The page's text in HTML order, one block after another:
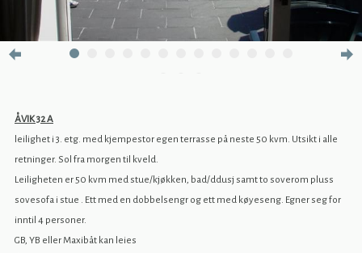
ÅVIK 32 A
leilighet i 3. etg. med kjempestor egen terrasse på neste 50 kvm. Utsikt i alle
retninger. Sol fra morgen til kveld.
Leiligheten er 50 kvm med stue/kjøkken, bad/ddusj samt to soverom pluss
sovesofa i stue . Ett med en dobbelsengr og ett med køyeseng. Egner seg for
inntil 4 personer.
GB, YB eller Maxibåt kan leies